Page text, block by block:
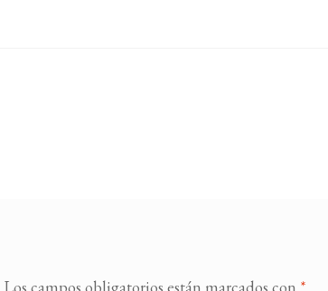
Los campos obligatorios están marcados con *